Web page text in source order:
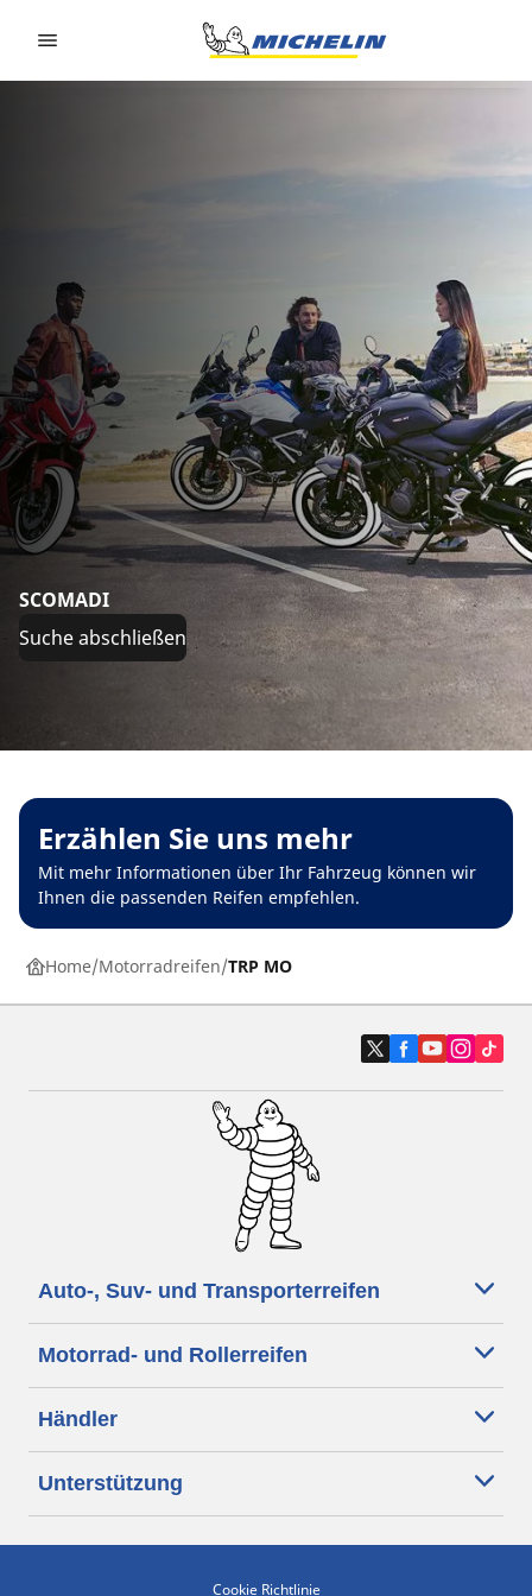
SCOMADI
Suche abschließen
Erzählen Sie uns mehr
Mit mehr Informationen über Ihr Fahrzeug können wir
Ihnen die passenden Reifen empfehlen.
Home Motorradreifen TRP MO
Auto-, Suv- und Transporterreifen
Motorrad- und Rollerreifen
Händler
Unterstützung
Cookie Richtlinie